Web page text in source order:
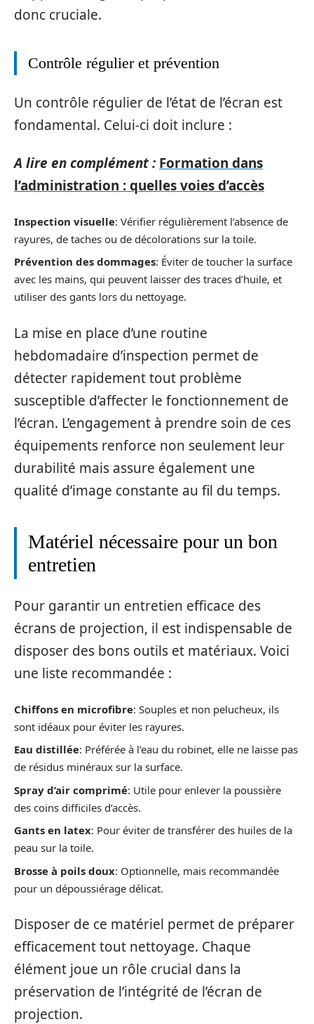
donc cruciale.
Contrôle régulier et prévention
Un contrôle régulier de l’état de l’écran est
fondamental. Celui-ci doit inclure :
A lire en complément : Formation dans
l’administration : quelles voies d’accès
Inspection visuelle: Vérifier régulièrement l’absence de
rayures, de taches ou de décolorations sur la toile.
Prévention des dommages: Éviter de toucher la surface
avec les mains, qui peuvent laisser des traces d’huile, et
utiliser des gants lors du nettoyage.
La mise en place d’une routine
hebdomadaire d’inspection permet de
détecter rapidement tout problème
susceptible d’affecter le fonctionnement de
l’écran. L’engagement à prendre soin de ces
équipements renforce non seulement leur
durabilité mais assure également une
qualité d’image constante au fil du temps.
Matériel nécessaire pour un bon
entretien
Pour garantir un entretien efficace des
écrans de projection, il est indispensable de
disposer des bons outils et matériaux. Voici
une liste recommandée :
Chiffons en microfibre: Souples et non pelucheux, ils
sont idéaux pour éviter les rayures.
Eau distillée: Préférée à l’eau du robinet, elle ne laisse pas
de résidus minéraux sur la surface.
Spray d’air comprimé: Utile pour enlever la poussière
des coins difficiles d’accès.
Gants en latex: Pour éviter de transférer des huiles de la
peau sur la toile.
Brosse à poils doux: Optionnelle, mais recommandée
pour un dépoussiérage délicat.
Disposer de ce matériel permet de préparer
efficacement tout nettoyage. Chaque
élément joue un rôle crucial dans la
préservation de l’intégrité de l’écran de
projection.